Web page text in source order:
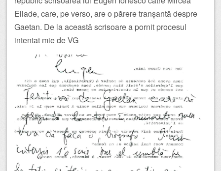
Eliade, care, pe verso, are o părere tranșantă despre
Gaetan. De la această scrisoare a pornit procesul
intentat mie de VG